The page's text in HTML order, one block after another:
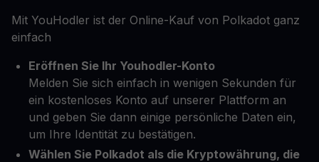
Mit YouHodler ist der Online-Kauf von Polkadot ganz
einfach
Eröffnen Sie Ihr Youhodler-Konto
Melden Sie sich einfach in wenigen Sekunden für
ein kostenloses Konto auf unserer Plattform an
und geben Sie dann einige persönliche Daten ein,
um Ihre Identität zu bestätigen.
Wählen Sie Polkadot als die Kryptowährung, die